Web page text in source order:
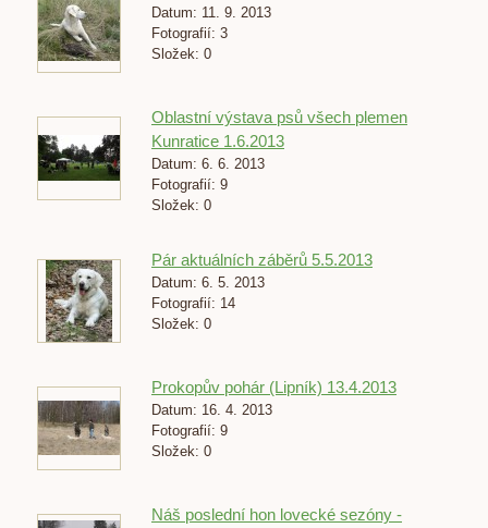
Datum: 11. 9. 2013
Fotografií: 3
Složek: 0
Oblastní výstava psů všech plemen
Kunratice 1.6.2013
Datum: 6. 6. 2013
Fotografií: 9
Složek: 0
Pár aktuálních záběrů 5.5.2013
Datum: 6. 5. 2013
Fotografií: 14
Složek: 0
Prokopův pohár (Lipník) 13.4.2013
Datum: 16. 4. 2013
Fotografií: 9
Složek: 0
Náš poslední hon lovecké sezóny -